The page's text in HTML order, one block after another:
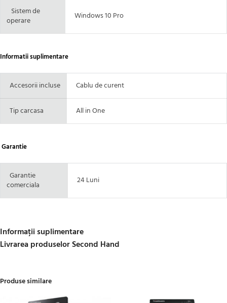
Sistem de
operare
Windows 10 Pro
Informatii suplimentare
Accesorii incluse Cablu de curent
Tip carcasa All in One
Garantie
Garantie
comerciala
24 Luni
Informații suplimentare
Livrarea produselor Second Hand
Produse similare